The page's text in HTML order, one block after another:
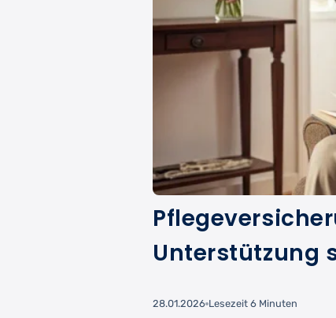
Unterstützung
28.01.2026 Lesezeit 6 Minuten